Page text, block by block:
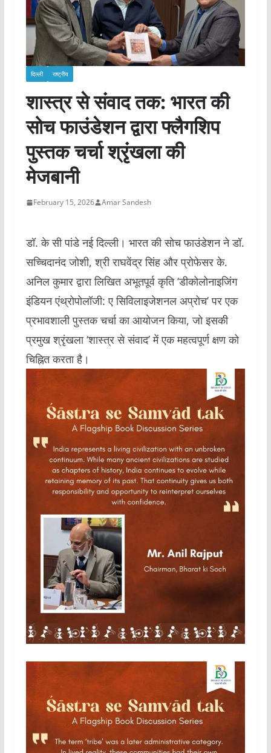
दिल्ली राष्ट्रीय
शास्त्र से संवाद तक: भारत की
सोच फाउंडेशन द्वारा फ्लैगशिप
पुस्तक चर्चा श्रृंखला की
मेजबानी
February 15, 2026 Amar Sandesh
डॉ. के सी पांडे नई दिल्ली। भारत की सोच फाउंडेशन ने डॉ.
सच्चिदानंद जोशी, श्री राघवेंद्र सिंह और प्रोफेसर के.
अनिल कुमार द्वारा लिखित अभूतपूर्व कृति ‘डीकोलोनाइजिंग
इंडियन एंथ्रोपोलॉजी: ए सिविलाइजेशनल अप्रोच’ पर एक
प्रभावशाली पुस्तक चर्चा का आयोजन किया, जो इसकी
प्रमुख श्रृंखला ‘शास्त्र से संवाद’ में एक महत्वपूर्ण क्षण को
चिह्नित करता है।